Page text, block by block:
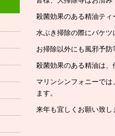
殺菌効果のある精油ティ
水ぶき掃除の際にバケツ
お掃除以外にも風邪予防
殺菌効果のある精油は、
マリンシンフォニーで
ます。
来年も宜しくお願い致